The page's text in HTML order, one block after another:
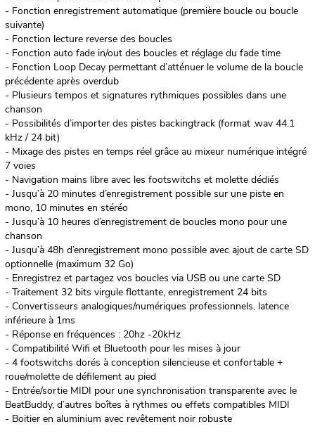
- Fonction enregistrement automatique (première boucle ou boucle
suivante)
- Fonction lecture reverse des boucles
- Fonction auto fade in/out des boucles et réglage du fade time
- Fonction Loop Decay permettant d’atténuer le volume de la boucle
précédente après overdub
- Plusieurs tempos et signatures rythmiques possibles dans une
chanson
- Possibilités d’importer des pistes backingtrack (format .wav 44.1
kHz / 24 bit)
- Mixage des pistes en temps réel grâce au mixeur numérique intégré
7 voies
- Navigation mains libre avec les footswitchs et molette dédiés
- Jusqu’à 20 minutes d’enregistrement possible sur une piste en
mono, 10 minutes en stéréo
- Jusqu’à 10 heures d’enregistrement de boucles mono pour une
chanson
- Jusqu’à 48h d’enregistrement mono possible avec ajout de carte SD
optionnelle (maximum 32 Go)
- Enregistrez et partagez vos boucles via USB ou une carte SD
- Traitement 32 bits virgule flottante, enregistrement 24 bits
- Convertisseurs analogiques/numériques professionnels, latence
inférieure à 1ms
- Réponse en fréquences : 20hz -20kHz
- Compatibilité Wifi et Bluetooth pour les mises à jour
- 4 footswitchs dorés à conception silencieuse et confortable +
roue/molette de défilement au pied
- Entrée/sortie MIDI pour une synchronisation transparente avec le
BeatBuddy, d’autres boîtes à rythmes ou effets compatibles MIDI
- Boitier en aluminium avec revêtement noir robuste